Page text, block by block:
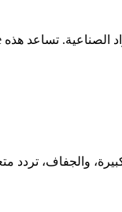
والجفاف،